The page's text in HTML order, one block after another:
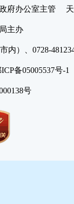
府办公室主管 天
主办
内）、0728-
备05005537号
号